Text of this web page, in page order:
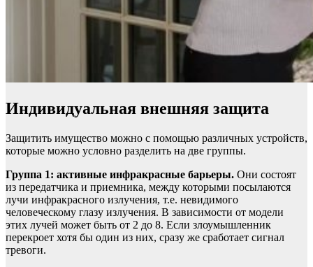
Индивидуальная внешняя защита
Защитить имущество можно с помощью различных устройств,
которые можно условно разделить на две группы.
Группа 1: активные инфракрасные барьеры. Они состоят
из передатчика и приемника, между которыми посылаются
лучи инфракрасного излучения, т.е. невидимого
человеческому глазу излучения. В зависимости от модели
этих лучей может быть от 2 до 8. Если злоумышленник
перекроет хотя бы один из них, сразу же сработает сигнал
тревоги.